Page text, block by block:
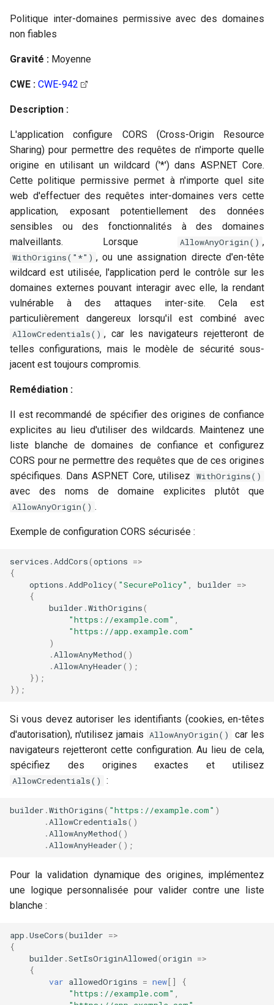
Politique inter-domaines permissive avec des domaines
non fiables
Gravité : Moyenne
CWE : CWE-942
Description :
L'application configure CORS (Cross-Origin Resource
Sharing) pour permettre des requêtes de n'importe quelle
origine en utilisant un wildcard ('*') dans ASP.NET Core.
Cette politique permissive permet à n'importe quel site
web d'effectuer des requêtes inter-domaines vers cette
application, exposant potentiellement des données
sensibles ou des fonctionnalités à des domaines
malveillants. Lorsque
AllowAnyOrigin() ,
WithOrigins("*") , ou une assignation directe d'en-tête
wildcard est utilisée, l'application perd le contrôle sur les
domaines externes pouvant interagir avec elle, la rendant
vulnérable à des attaques inter-site. Cela est
particulièrement dangereux lorsqu'il est combiné avec
AllowCredentials() , car les navigateurs rejetteront de
telles configurations, mais le modèle de sécurité sous-
jacent est toujours compromis.
Remédiation :
Il est recommandé de spécifier des origines de confiance
explicites au lieu d'utiliser des wildcards. Maintenez une
liste blanche de domaines de confiance et configurez
CORS pour ne permettre des requêtes que de ces origines
spécifiques. Dans ASP.NET Core, utilisez
WithOrigins()
avec des noms de domaine explicites plutôt que
AllowAnyOrigin() .
Exemple de configuration CORS sécurisée :
services . AddCors(options =>
{
options . AddPolicy( "SecurePolicy" builder =>
{
builder .WithOrigins(
"https://example.com"
"https://app.example.com"
)
. AllowAnyMethod()
. AllowAnyHeader();
});
});
Si vous devez autoriser les identifiants (cookies, en-têtes
d'autorisation), n'utilisez jamais AllowAnyOrigin()
car les
navigateurs rejetteront cette configuration. Au lieu de cela,
spécifiez des origines exactes et utilisez
AllowCredentials() :
builder .WithOrigins( "https://example.com" )
. AllowCredentials()
. AllowAnyMethod()
. AllowAnyHeader();
Pour la validation dynamique des origines, implémentez
une logique personnalisée pour valider contre une liste
blanche :
app .UseCors(builder =>
{
builder .SetIsOriginAllowed(origin =>
{
var allowedOrigins = new[]
{
"https://example.com"